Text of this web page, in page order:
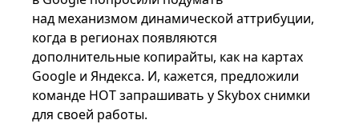
над механизмом динамической аттрибуции,
когда в регионах появляются
дополнительные копирайты, как на картах
Google и Яндекса. И, кажется, предложили
команде HOT запрашивать у Skybox снимки
для своей работы.